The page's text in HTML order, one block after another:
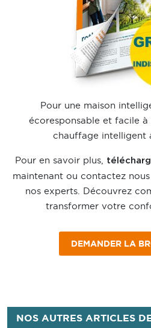
Pour une maison
écoresponsable et facile
chauffage intelligent
Pour en savoir plus,
maintenant ou contactez
nos experts. Découvrez
transformer votre
DEMANDER LA
NOS AUTRES ARTICLES